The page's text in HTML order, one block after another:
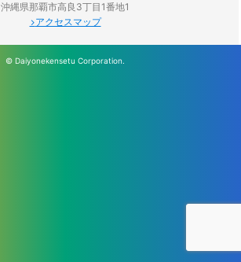
沖縄県那覇市高良3丁目1番地1
アクセスマップ
© Daiyonekensetu Corporation.